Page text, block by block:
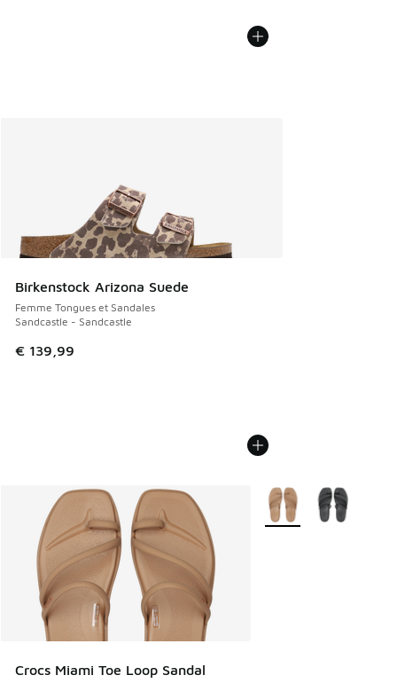
Birkenstock Arizona Suede
Femme Tongues et Sandales
Sandcastle - Sandcastle
€ 139,99
Crocs Miami Toe Loop Sandal
Plus de couleurs